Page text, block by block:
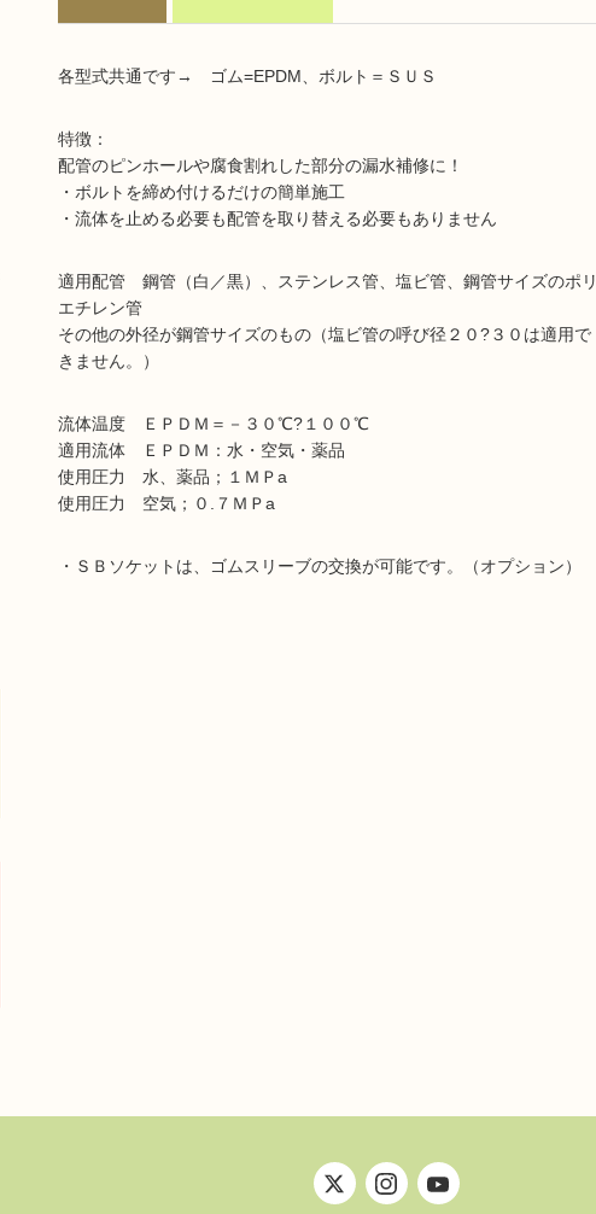
各型式共通です→ ゴム=EPDM、ボルト＝ＳＵＳ
特徴：
配管のピンホールや腐食割れした部分の漏水補修に！
・ボルトを締め付けるだけの簡単施工
・流体を止める必要も配管を取り替える必要もありません
適用配管 鋼管（白／黒）、ステンレス管、塩ビ管、鋼管サイズのポリ
エチレン管
その他の外径が鋼管サイズのもの（塩ビ管の呼び径２０?３０は適用で
きません。）
流体温度 ＥＰＤＭ＝－３０℃?１００℃
適用流体 ＥＰＤＭ：水・空気・薬品
使用圧力 水、薬品；１ＭＰa
使用圧力 空気；０.７ＭＰa
・ＳＢソケットは、ゴムスリーブの交換が可能です。（オプション）